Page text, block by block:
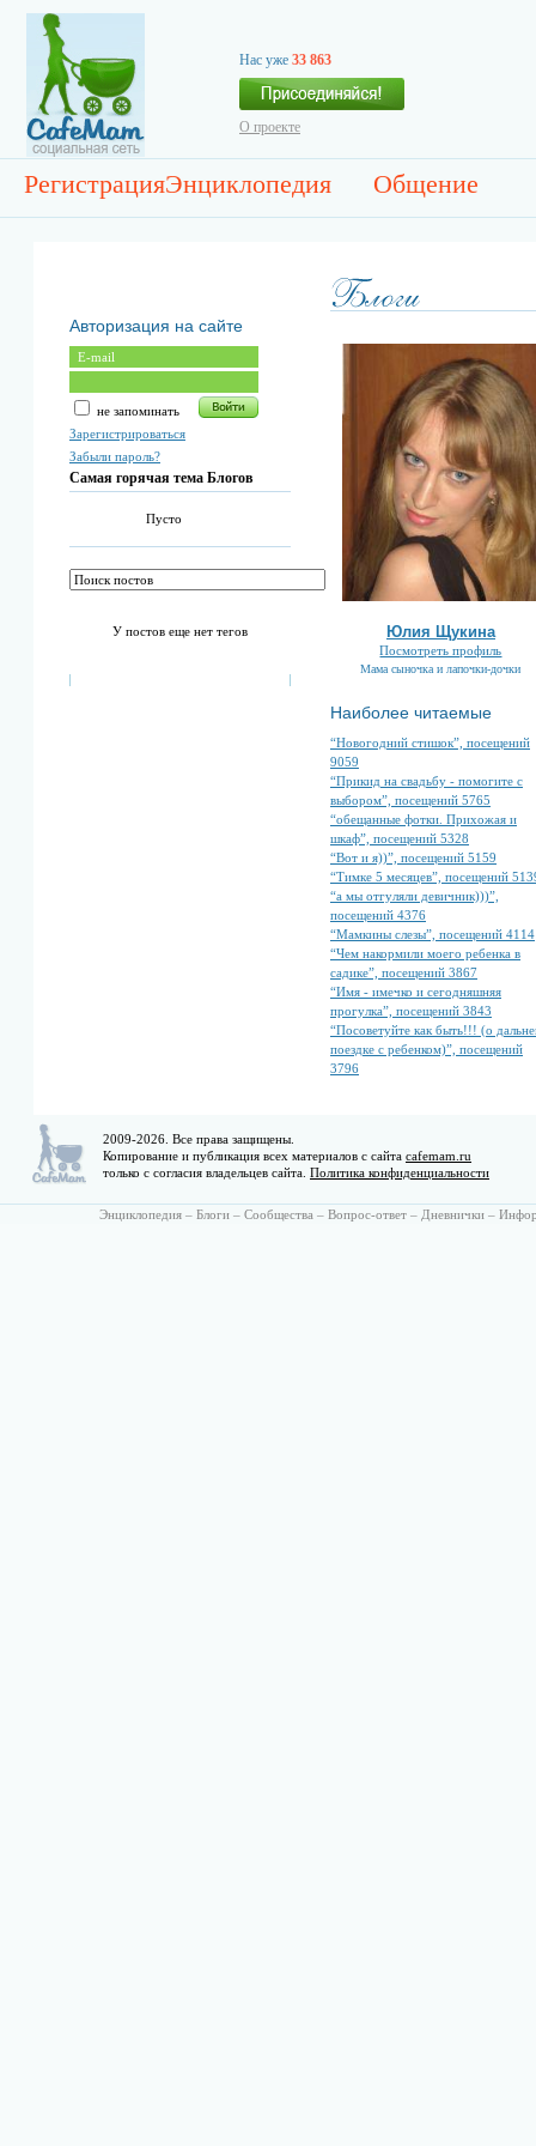
Нас уже 33 863
О проекте
РегистрацияЭнциклопедия Общение
Авторизация на сайте
не запоминать
Зарегистрироваться
Забыли пароль?
Самая горячая тема Блогов
Пусто
У постов еще нет тегов Юлия Щукина
Посмотреть профиль
Мама сыночка и лапочки-дочки
Наиболее читаемые
“Новогодний стишок”, посещений
9059
“Прикид на свадьбу - помогите с
выбором”, посещений 5765
“обещанные фотки. Прихожая и
шкаф”, посещений 5328
“Вот и я))”, посещений 5159
“Тимке 5 месяцев”, посещений
“а мы отгуляли девичник)))”,
посещений 4376
“Мамкины слезы”, посещений 4114
“Чем накормили моего ребенка в
садике”, посещений 3867
“Имя - имечко и сегодняшняя
прогулка”, посещений 3843
“Посоветуйте как быть!!! (о
поездке с ребенком)”, посещений
3796
2009-2026. Все права защищены.
Копирование и публикация всех материалов с сайта cafemam.ru
только с согласия владельцев сайта. Политика конфиденциальности
Энциклопедия – Блоги – Сообщества – Вопрос-ответ – Дневнички –